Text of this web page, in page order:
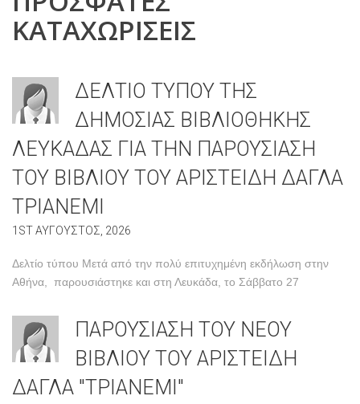
ΚΑΤΑΧΩΡΙΣΕΙΣ
ΔΕΛΤΙΟ ΤΥΠΟΥ ΤΗΣ
ΔΗΜΟΣΙΑΣ ΒΙΒΛΙΟΘΗΚΗΣ
ΛΕΥΚΑΔΑΣ ΓΙΑ ΤΗΝ ΠΑΡΟΥΣΙΑΣΗ
ΤΟΥ ΒΙΒΛΙΟΥ ΤΟΥ ΑΡΙΣΤΕΙΔΗ ΔΑΓΛΑ
ΤΡΙΑΝΕΜΙ
1ST ΑΥΓΟΥΣΤΟΣ, 2026
Δελτίο τύπου Μετά από την πολύ επιτυχημένη εκδήλωση στην
Αθήνα, παρουσιάστηκε και στη Λευκάδα, το Σάββατο 27
ΠΑΡΟΥΣΙΑΣΗ ΤΟΥ ΝΕΟΥ
ΒΙΒΛΙΟΥ ΤΟΥ ΑΡΙΣΤΕΙΔΗ
ΔΑΓΛΑ "ΤΡΙΑΝΕΜΙ"